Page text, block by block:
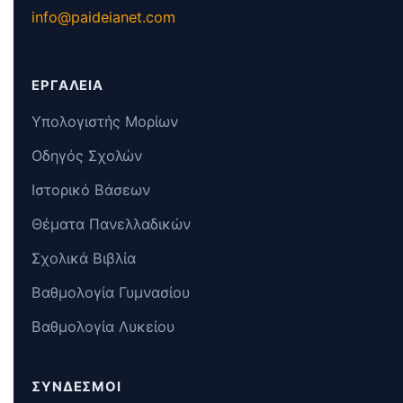
info@paideianet.com
ΕΡΓΑΛΕΊΑ
Υπολογιστής Μορίων
Οδηγός Σχολών
Ιστορικό Βάσεων
Θέματα Πανελλαδικών
Σχολικά Βιβλία
Βαθμολογία Γυμνασίου
Βαθμολογία Λυκείου
ΣΎΝΔΕΣΜΟΙ